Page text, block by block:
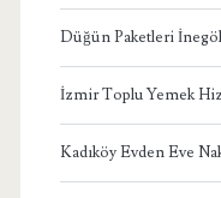
Düğün Paketleri
İzmir Toplu Yemek
Kadıköy Evden Eve